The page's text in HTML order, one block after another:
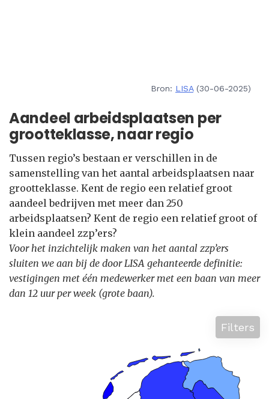
Bron: LISA(30-06-2025)
Aandeel arbeidsplaatsen per
grootteklasse, naar regio
Tussen regio’s bestaan er verschillen in de
samenstelling van het aantal arbeidsplaatsen naar
grootteklasse. Kent de regio een relatief groot
aandeel bedrijven met meer dan 250
arbeidsplaatsen? Kent de regio een relatief groot of
klein aandeel zzp’ers?
Voor het inzichtelijk maken van het aantal zzp’ers
sluiten we aan bij de door LISA gehanteerde definitie:
vestigingen met één medewerker met een baan van meer
dan 12 uur per week (grote baan).
Filters